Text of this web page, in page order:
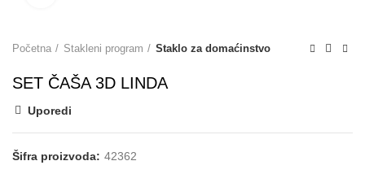
Početna Stakleni program Staklo za domaćinstvo
SET ČAŠA 3D LINDA
Uporedi
Šifra proizvoda: 42362